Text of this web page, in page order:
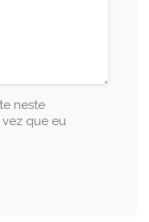
neste
que eu